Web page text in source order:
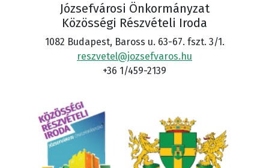
Józsefvárosi Önkormányzat
Közösségi Részvételi Iroda
1082 Budapest, Baross u. 63-67. fszt. 3/1.
reszvetel@jozsefvaros.hu
+36 1/459-2139